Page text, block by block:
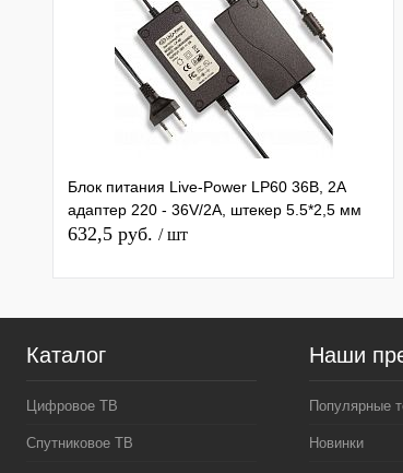
Блок питания Live-Power LP60 36В, 2A
адаптер 220 - 36V/2A, штекер 5.5*2,5 мм
632,5 руб. / шт
Каталог
Цифровое ТВ
Спутниковое ТВ
Наши
Популярные
Новинки